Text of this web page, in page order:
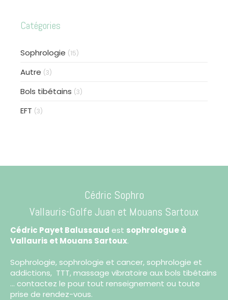
Catégories
Sophrologie (15)
Autre (3)
Bols tibétains (3)
EFT (3)
Cédric Sophro
Vallauris-Golfe Juan et Mouans Sartoux
Cédric Payet Balussaud est sophrologue à
Vallauris et Mouans Sartoux.
Sophrologie, sophrologie et cancer, sophrologie et
addictions, TTT, massage vibratoire aux bols tibétains
... contactez le pour tout renseignement ou toute
prise de rendez-vous.